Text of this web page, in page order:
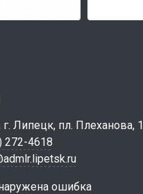
г. Липецк, пл. Плеханова, 1
272-4618
ошибка